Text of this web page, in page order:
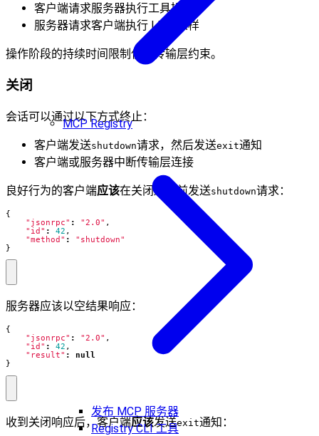
MCP Registry
发布 MCP 服务器
Registry CLI 工具
客户端请求服务器执行工具操作
服务器请求客户端执行 LLM 采样
操作阶段的持续时间限制仅受传输层约束。
关闭
会话可以通过以下方式终止：
客户端发送shutdown请求，然后发送exit通知
客户端或服务器中断传输层连接
良好行为的客户端应该在关闭连接前发送shutdown请求：
{
"jsonrpc" : "2.0" ,
"id" : 42 ,
"method" :
"shutdown"
}
服务器应该以空结果响应：
{
"jsonrpc" : "2.0" ,
"id" : 42 ,
"result" :
null
}
收到关闭响应后，客户端应该发送exit通知：